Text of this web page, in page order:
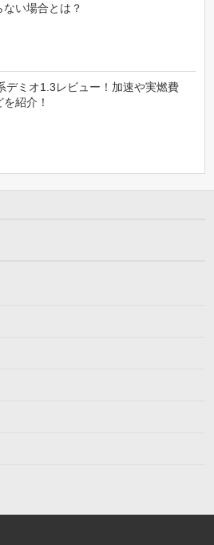
ない場合とは？
デミオ1.3レビュー！加速や実燃費
を紹介！